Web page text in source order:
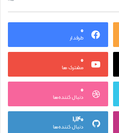
۰
طرفدار
۰
مشترک ها
۰
دنبال کننده‌ها
۱,۱۴۰
دنبال کننده‌ها